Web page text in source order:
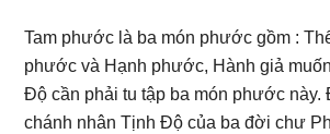
Tam phước là ba món phước gồm :
phước và Hạnh phước, Hành giả
Độ cần phải tu tập ba món phước này.
chánh nhân Tịnh Độ của ba đời chư